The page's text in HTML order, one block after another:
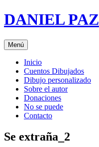
Saltar
al
DANIEL PAZ
Menú
Inicio
Cuentos Dibujados
Dibujo personalizado
Sobre el autor
Donaciones
No se puede
Contacto
Se extraña_2